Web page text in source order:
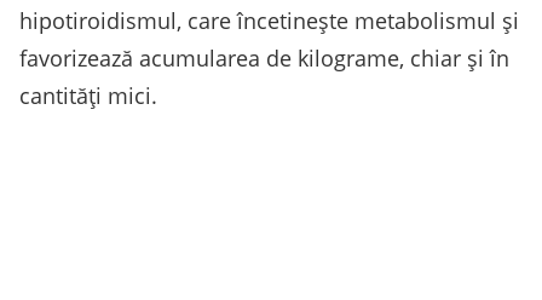
hipotiroidismul, care încetinește metabolismul și
favorizează acumularea de kilograme, chiar și în
cantități mici.